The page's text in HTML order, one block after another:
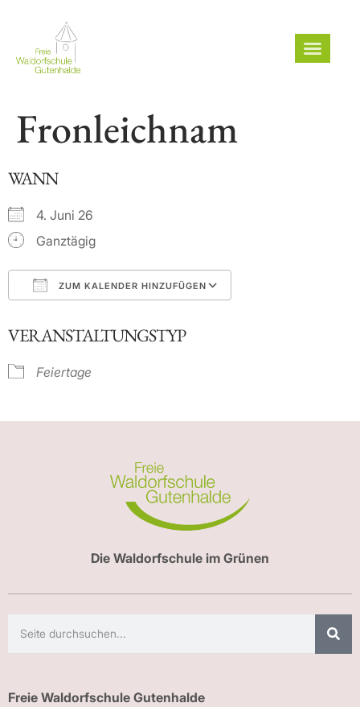
Fronleichnam
WANN
4. Juni 26
Ganztägig
ZUM KALENDER HINZUFÜGEN
VERANSTALTUNGSTYP
Feiertage
Die Waldorfschule im Grünen
Freie Waldorfschule Gutenhalde